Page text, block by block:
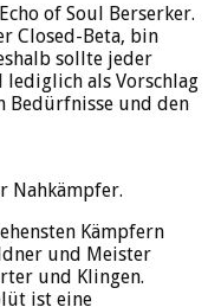
of Soul Berserker.
Closed-Beta, bin
sollte jeder
als Vorschlag
Bedürfnisse und den
Nahkämpfer.
Kämpfern
und Meister
und Klingen.
ist eine